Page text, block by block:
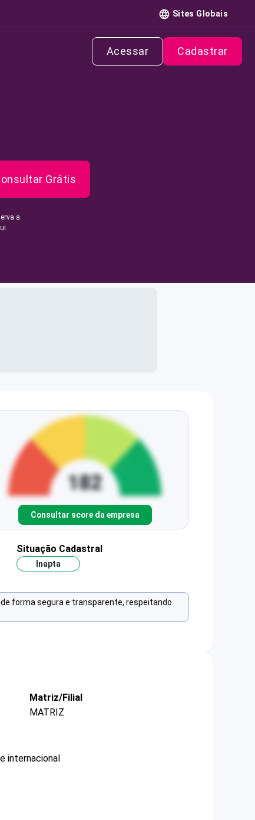
Sites Globais
Acessar Cadastrar
Grátis
a
Consultar score da empresa
Situação Cadastral
Inapta
forma segura e transparente, respeitando
Matriz/Filial
MATRIZ
internacional